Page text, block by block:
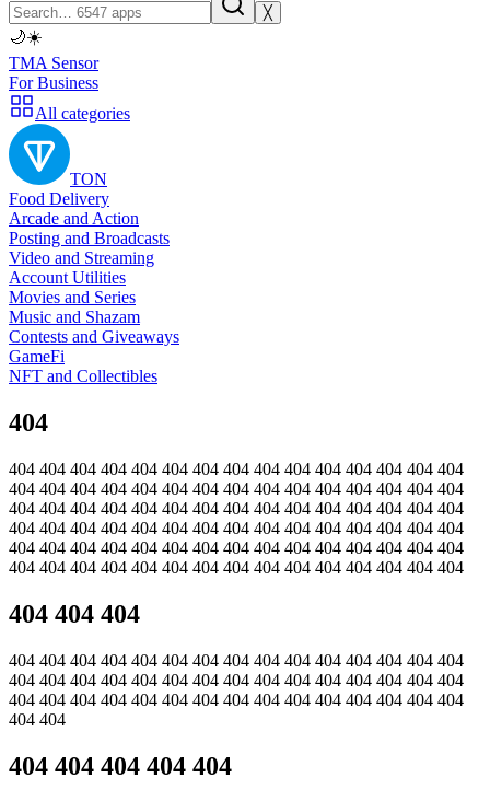
╳
🌙☀️
TMA Sensor
For Business
All categories
TON
Food Delivery
Arcade and Action
Posting and Broadcasts
Video and Streaming
Account Utilities
Movies and Series
Music and Shazam
Contests and Giveaways
GameFi
NFT and Collectibles
404
404 404 404 404 404 404 404 404 404 404 404 404 404 404 404
404 404 404 404 404 404 404 404 404 404 404 404 404 404 404
404 404 404 404 404 404 404 404 404 404 404 404 404 404 404
404 404 404 404 404 404 404 404 404 404 404 404 404 404 404
404 404 404 404 404 404 404 404 404 404 404 404 404 404 404
404 404 404 404 404 404 404 404 404 404 404 404 404 404 404
404 404 404
404 404 404 404 404 404 404 404 404 404 404 404 404 404 404
404 404 404 404 404 404 404 404 404 404 404 404 404 404 404
404 404 404 404 404 404 404 404 404 404 404 404 404 404 404
404 404
404 404 404 404 404